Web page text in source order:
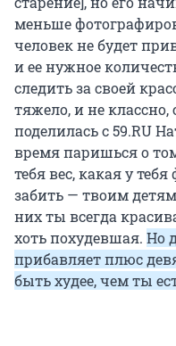
меньше
человек не будет
и ее нужное
следить за своей
тяжело, и не
поделилась с 59.RU
время паришься о
тебя вес, какая у
забить — твоим
них ты всегда
хоть похудевшая. Но
прибавляет плюс
быть худее, чем ты